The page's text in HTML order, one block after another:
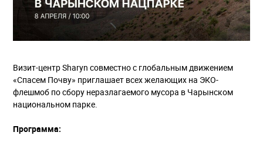
Визит-центр Sharyn совместно с глобальным движением
«Спасем Почву» приглашает всех желающих на ЭКО-
флешмоб по сбору неразлагаемого мусора в Чарынском
национальном парке.
Программа: